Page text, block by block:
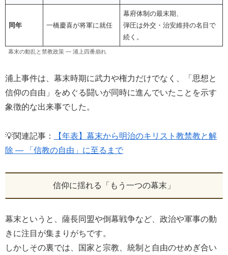
同年 一橋慶喜が将軍に就任
幕府体制の最末期、
弾圧は外交・治安維持の名目で
続く。
幕末の動乱と禁教政策 ― 浦上四番崩れ
浦上事件は、幕末時期に武力や権力だけでなく、「思想と
信仰の自由」をめぐる闘いが同時に進んでいたことを示す
象徴的な出来事でした。
💡関連記事：
【年表】幕末から明治のキリスト教禁教と解
除 ― 「信教の自由」に至るまで
信仰に揺れる「もう一つの幕末」
幕末というと、薩長同盟や倒幕戦争など、政治や軍事の動
きに注目が集まりがちです。
しかしその裏では、国家と宗教、統制と自由のせめぎ合い